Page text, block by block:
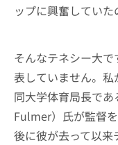
ップに興奮していた
そんなテネシー大
表していません。
同大学体育局長であ
Fulmer）氏が監督
後に彼が去って以